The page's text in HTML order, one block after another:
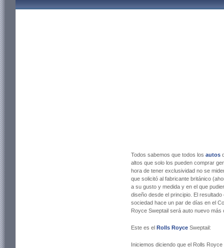
Todos sabemos que todos los autos
altos que solo los pueden comprar
hora de tener exclusividad no se
que solicitó al fabricante británico
a su gusto y medida y en el que
diseño desde el principio. El
sociedad hace un par de días en el
Royce Sweptail será auto nuevo
Este es el Rolls Royce Sweptail:
Iniciemos diciendo que el Rolls